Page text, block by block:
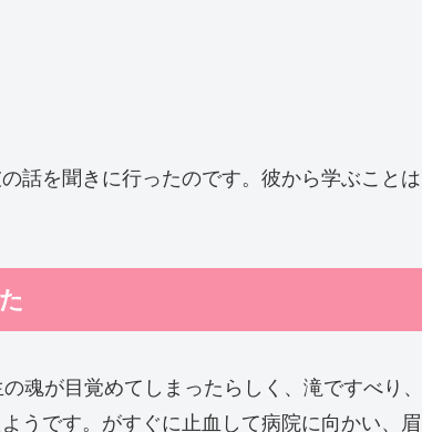
話を聞きに行ったのです。彼から学ぶことは
魂が目覚めてしまったらしく、滝ですべり、
うです。がすぐに止血して病院に向かい、眉